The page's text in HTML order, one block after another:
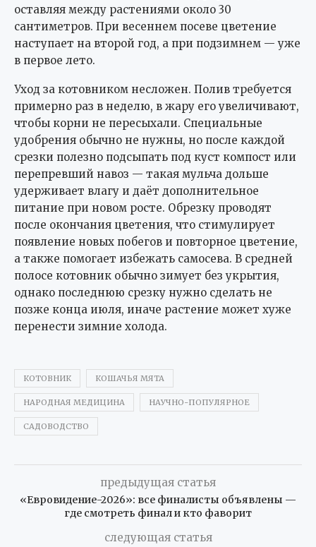
оставляя между растениями около 30
сантиметров. При весеннем посеве цветение
наступает на второй год, а при подзимнем — уже
в первое лето.
Уход за котовником несложен. Полив требуется
примерно раз в неделю, в жару его увеличивают,
чтобы корни не пересыхали. Специальные
удобрения обычно не нужны, но после каждой
срезки полезно подсыпать под куст компост или
перепревший навоз — такая мульча дольше
удерживает влагу и даёт дополнительное
питание при новом росте. Обрезку проводят
после окончания цветения, что стимулирует
появление новых побегов и повторное цветение,
а также помогает избежать самосева. В средней
полосе котовник обычно зимует без укрытия,
однако последнюю срезку нужно сделать не
позже конца июля, иначе растение может хуже
перенести зимние холода.
КОТОВНИК КОШАЧЬЯ МЯТА
НАРОДНАЯ МЕДИЦИНА НАУЧНО-ПОПУЛЯРНОЕ
САДОВОДСТВО
предыдущая статья
«Евровидение-2026»: все финалисты объявлены —
где смотреть финал и кто фаворит
следующая статья